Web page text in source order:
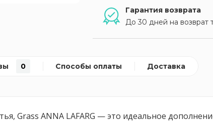
Гарантия возврата
До 30 дней на возврат
0 Способы оплаты Доставка
Grass ANNA LAFARG — это идеальное